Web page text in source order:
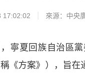
17:02:02 來源：中央
夏回族自治區黨
稱《方案》），旨